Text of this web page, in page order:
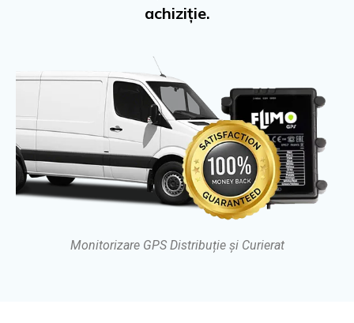
achiziție.
Monitorizare GPS Distribuție și Curierat